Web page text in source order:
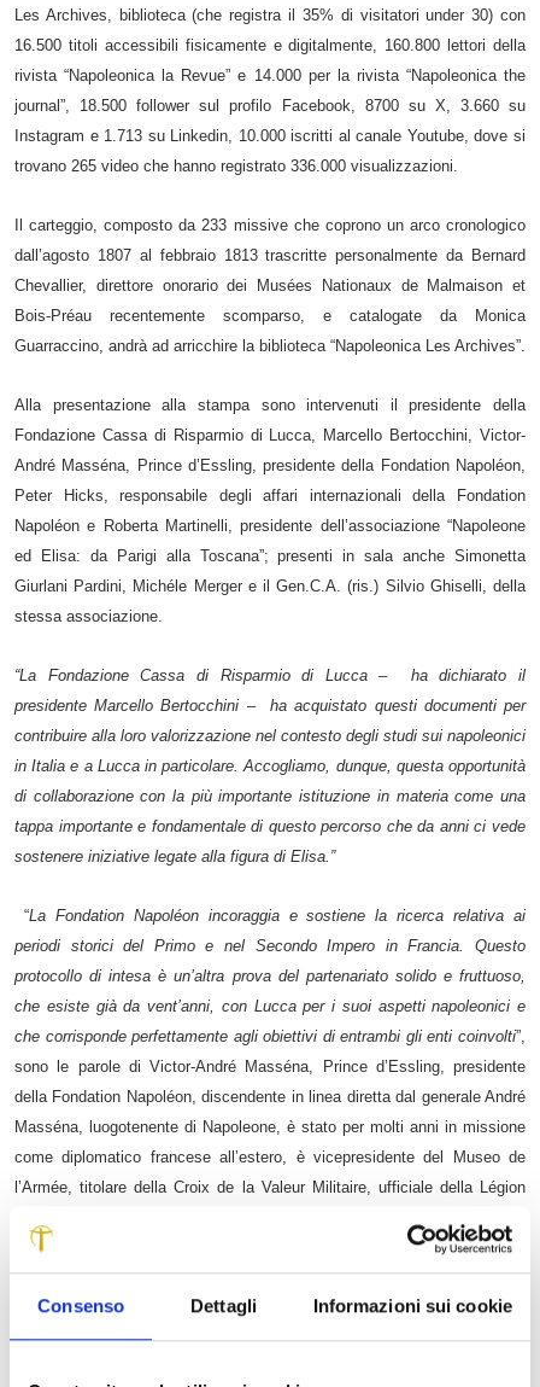
Consenso Dettagli Informazioni sui cookie
Les Archives, biblioteca (che registra il 35% di visitatori under 30) con
16.500 titoli accessibili fisicamente e digitalmente, 160.800 lettori della
rivista “Napoleonica la Revue” e 14.000 per la rivista “Napoleonica the
journal”, 18.500 follower sul profilo Facebook, 8700 su X, 3.660 su
Instagram e 1.713 su Linkedin, 10.000 iscritti al canale Youtube, dove si
trovano 265 video che hanno registrato 336.000 visualizzazioni.
Il carteggio, composto da 233 missive che coprono un arco cronologico
dall’agosto 1807 al febbraio 1813 trascritte personalmente da Bernard
Chevallier, direttore onorario dei Musées Nationaux de Malmaison et
Bois-Préau recentemente scomparso, e catalogate da Monica
Guarraccino, andrà ad arricchire la biblioteca “Napoleonica Les Archives”.
Alla presentazione alla stampa sono intervenuti il presidente della
Fondazione Cassa di Risparmio di Lucca, Marcello Bertocchini, Victor-
André Masséna, Prince d’Essling, presidente della Fondation Napoléon,
Peter Hicks, responsabile degli affari internazionali della Fondation
Napoléon e Roberta Martinelli, presidente dell’associazione “Napoleone
ed Elisa: da Parigi alla Toscana”; presenti in sala anche Simonetta
Giurlani Pardini, Michéle Merger e il Gen.C.A. (ris.) Silvio Ghiselli, della
stessa associazione.
“La Fondazione Cassa di Risparmio di Lucca – ha dichiarato il
presidente Marcello Bertocchini – ha acquistato questi documenti per
contribuire alla loro valorizzazione nel contesto degli studi sui napoleonici
in Italia e a Lucca in particolare. Accogliamo, dunque, questa opportunità
di collaborazione con la più importante istituzione in materia come una
tappa importante e fondamentale di questo percorso che da anni ci vede
sostenere iniziative legate alla figura di Elisa.”
“La Fondation Napoléon incoraggia e sostiene la ricerca relativa ai
periodi storici del Primo e nel Secondo Impero in Francia. Questo
protocollo di intesa è un’altra prova del partenariato solido e fruttuoso,
che esiste già da vent’anni, con Lucca per i suoi aspetti napoleonici e
che corrisponde perfettamente agli obiettivi di entrambi gli enti coinvolti”,
sono le parole di Victor-André Masséna, Prince d’Essling, presidente
della Fondation Napoléon, discendente in linea diretta dal generale André
Masséna, luogotenente di Napoleone, è stato per molti anni in missione
come diplomatico francese all’estero, è vicepresidente del Museo de
l’Armée, titolare della Croix de la Valeur Militaire, ufficiale della Légion
“La digitalizzazione delle carte d’Elisa è un passo decisivo per la ricerca
su Elisa in Toscana. Naturalmente, i documenti troveranno il loro posto in
seno alla collezione digitale di Napoleonica les Archives. Siamo lietissimi